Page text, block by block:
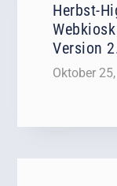
Herbst-
Version
Oktober